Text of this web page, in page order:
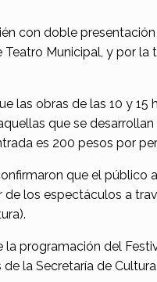
con doble presentación
Teatro Municipal, y por
las obras de las 10 y
que se
es 200 pesos por
que el
los espectáculos a
la programación del
la Secretaría de